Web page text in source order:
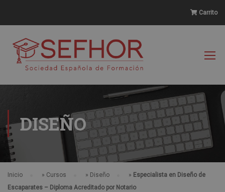
Carrito
DISEÑO
Inicio » Cursos » Diseño » Especialista en Diseño de
Escaparates – Diploma Acreditado por Notario